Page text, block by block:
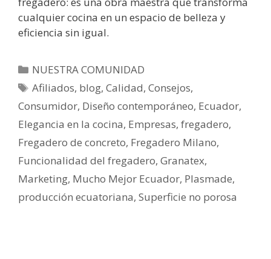
cualquier cocina en un espacio de belleza y
eficiencia sin igual.
NUESTRA COMUNIDAD
Afiliados, blog,Calidad,Consejos,
Consumidor, Diseño contemporáneo, Ecuador,
Elegancia en la cocina, Empresas, fregadero,
Fregadero de concreto, Fregadero Milano,
Funcionalidad del fregadero, Granatex,
Marketing, Mucho Mejor Ecuador, Plasmade,
producción ecuatoriana, Superficie no porosa